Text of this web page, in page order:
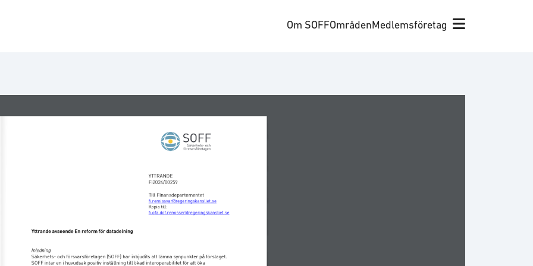
Om SOFFOmrådenMedlemsföretag
YTTRANDE
Fi2024/00259
Till Finansdepartementet
fi.remissvar@regeringskansliet.se
Kopia till:
fi.ofa.dof.remisser@regeringskansliet.se
Yttrande avseende En reform för datadelning
Inledning
Säkerhets- och försvarsföretagen (SOFF) har inbjudits att lämna synpunkter på förslaget.
SOFF intar en i huvudsak positiv inställning till ökad interoperabilitet för att öka